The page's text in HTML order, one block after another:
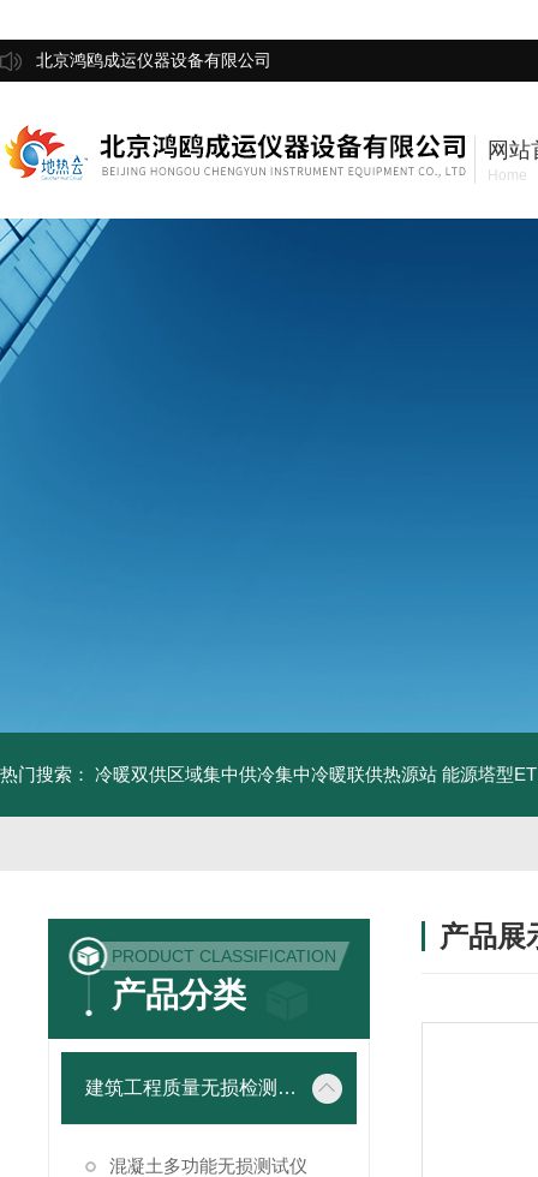
北京鸿鸥成运仪器设备有限公司
网站
Home
热门搜索： 冷暖双供区域集中供冷集中冷暖联供热源站 能源塔型
PRODUCT CLASSIFICATION
产品分类
建筑工程质量无损检测仪器
混凝土多功能无损测试仪
产品展